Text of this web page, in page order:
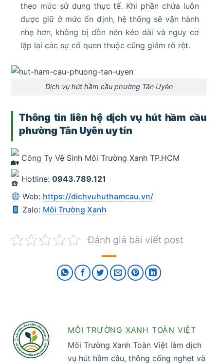
theo mức sử dụng thực tế. Khi phần chứa luôn
được giữ ở mức ổn định, hệ thống sẽ vận hành
nhẹ hơn, không bị dồn nén kéo dài và nguy cơ
lặp lại các sự cố quen thuộc cũng giảm rõ rệt.
Dịch vụ hút hầm cầu phường Tân Uyên
Thông tin liên hệ dịch vụ hút hầm cầu
phường Tân Uyên uy tín
Công Ty Vệ Sinh Môi Trường Xanh TP.HCM
Hotline: 0943.789.121
Web: https://dichvuhuthamcau.vn/
Zalo: Môi Trường Xanh
Đánh giá bài viết post
MÔI TRƯỜNG XANH TOÀN VIỆT
Môi Trường Xanh Toàn Việt làm dịch
vụ hút hầm cầu, thông cống nghẹt và